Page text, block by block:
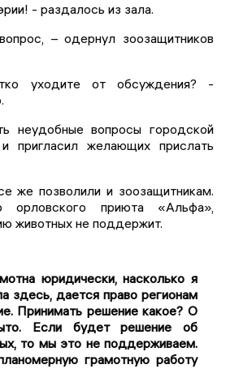
- раздалось из зала.
– одернул зоозащитников
уходите от обсуждения? -
неудобные вопросы городской
пригласил желающих прислать
же позволили и зоозащитникам.
орловского приюта «Альфа»,
животных не поддержит.
юридически, насколько я
здесь, дается право регионам
Принимать решение какое? О
Если будет решение об
то мы это не поддерживаем.
грамотную работу